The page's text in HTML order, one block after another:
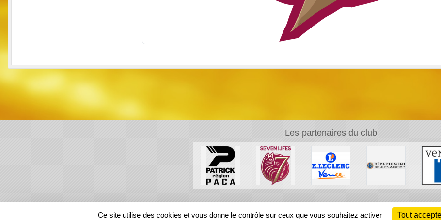
Les partenaires du club
REGIONS
Ce site utilise des cookies et vous donne le contrôle sur ceux que vous souhaitez activer Tout